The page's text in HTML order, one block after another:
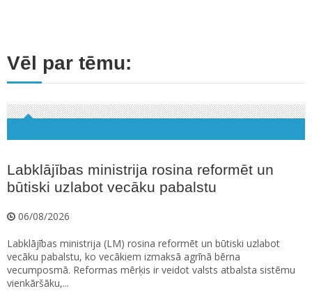
Vēl par tēmu:
Labklājības ministrija rosina reformēt un
būtiski uzlabot vecāku pabalstu
06/08/2026
Labklājības ministrija (LM) rosina reformēt un būtiski uzlabot
vecāku pabalstu, ko vecākiem izmaksā agrīnā bērna
vecumposmā. Reformas mērķis ir veidot valsts atbalsta sistēmu
vienkāršāku,...